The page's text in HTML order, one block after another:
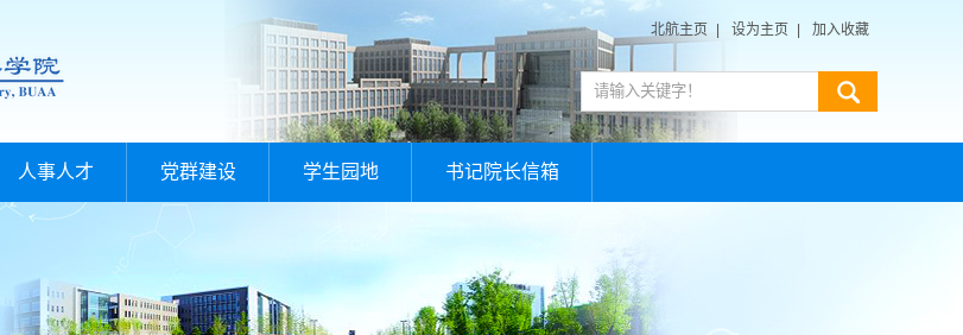
北航主页 设为主页 加入收藏
人事人才 党群建设 学生园地 书记院长信箱